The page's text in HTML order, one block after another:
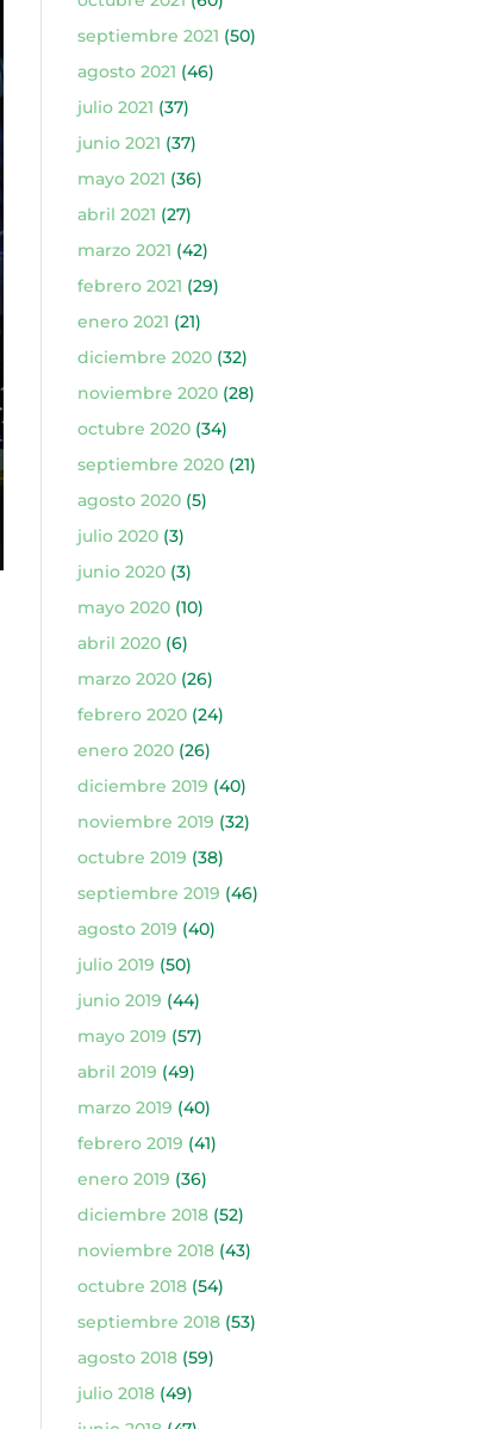
septiembre 2021 (50)
agosto 2021 (46)
julio 2021 (37)
junio 2021 (37)
mayo 2021 (36)
abril 2021 (27)
marzo 2021 (42)
febrero 2021 (29)
enero 2021 (21)
diciembre 2020(32)
noviembre 2020(28)
octubre 2020(34)
septiembre 2020(21)
agosto 2020(5)
julio 2020(3)
junio 2020(3)
mayo 2020(10)
abril 2020(6)
marzo 2020(26)
febrero 2020(24)
enero 2020(26)
diciembre 2019 (40)
noviembre 2019 (32)
octubre 2019 (38)
septiembre 2019 (46)
agosto 2019 (40)
julio 2019 (50)
junio 2019 (44)
mayo 2019 (57)
abril 2019 (49)
marzo 2019 (40)
febrero 2019 (41)
enero 2019 (36)
diciembre 2018(52)
noviembre 2018(43)
octubre 2018(54)
septiembre 2018(53)
agosto 2018(59)
julio 2018(49)